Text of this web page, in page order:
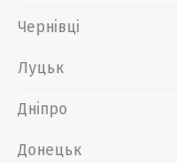
Чернівці
Луцьк
Дніпро
Донецьк